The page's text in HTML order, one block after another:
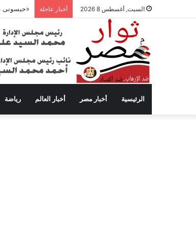
السبت, أغسطس 8 2026 أخبار عاجلة «حبسونى 4 شهور».. إبراهيم سعيد يفتح النار على ابنتيه: والله ما مسامحكم
الرئيسية أخبار مصر أخبار العالم رياضة